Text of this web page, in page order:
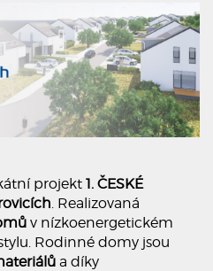
projekt 1. ČESKÉ
. Realizovaná
v nízkoenergetickém
Rodinné domy jsou
a díky